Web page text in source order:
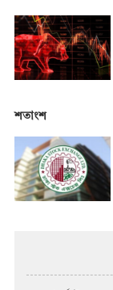
শতাংশ